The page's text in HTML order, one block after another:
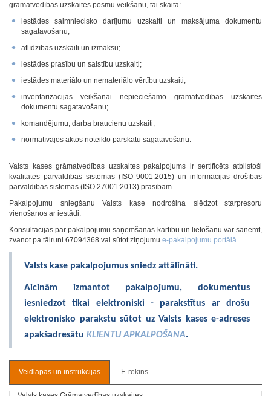
grāmatvedības uzskaites posmu veikšanu, tai skaitā:
iestādes saimniecisko darījumu uzskaiti un maksājuma dokumentu
sagatavošanu;
atlīdzības uzskaiti un izmaksu;
iestādes prasību un saistību uzskaiti;
iestādes materiālo un nemateriālo vērtību uzskaiti;
inventarizācijas veikšanai nepieciešamo grāmatvedības uzskaites
dokumentu sagatavošanu;
komandējumu, darba braucienu uzskaiti;
normatīvajos aktos noteikto pārskatu sagatavošanu.
Valsts kases grāmatvedības uzskaites pakalpojums ir sertificēts atbilstoši
kvalitātes pārvaldības sistēmas (ISO 9001:2015) un informācijas drošības
pārvaldības sistēmas (ISO 27001:2013) prasībām.
Pakalpojumu sniegšanu Valsts kase nodrošina slēdzot starpresoru
vienošanos ar iestādi.
Konsultācijas par pakalpojumu saņemšanas kārtību un lietošanu var saņemt,
zvanot pa tālruni 67094368 vai sūtot ziņojumu e-pakalpojumu portālā.
Valsts kase pakalpojumus sniedz attālināti.
Aicinām izmantot pakalpojumu, dokumentus
iesniedzot tikai elektroniski - parakstītus ar drošu
elektronisko parakstu sūtot uz Valsts kases e-adreses
apakšadresātu KLIENTU APKALPOŠANA.
Veidlapas un instrukcijas E-rēķins